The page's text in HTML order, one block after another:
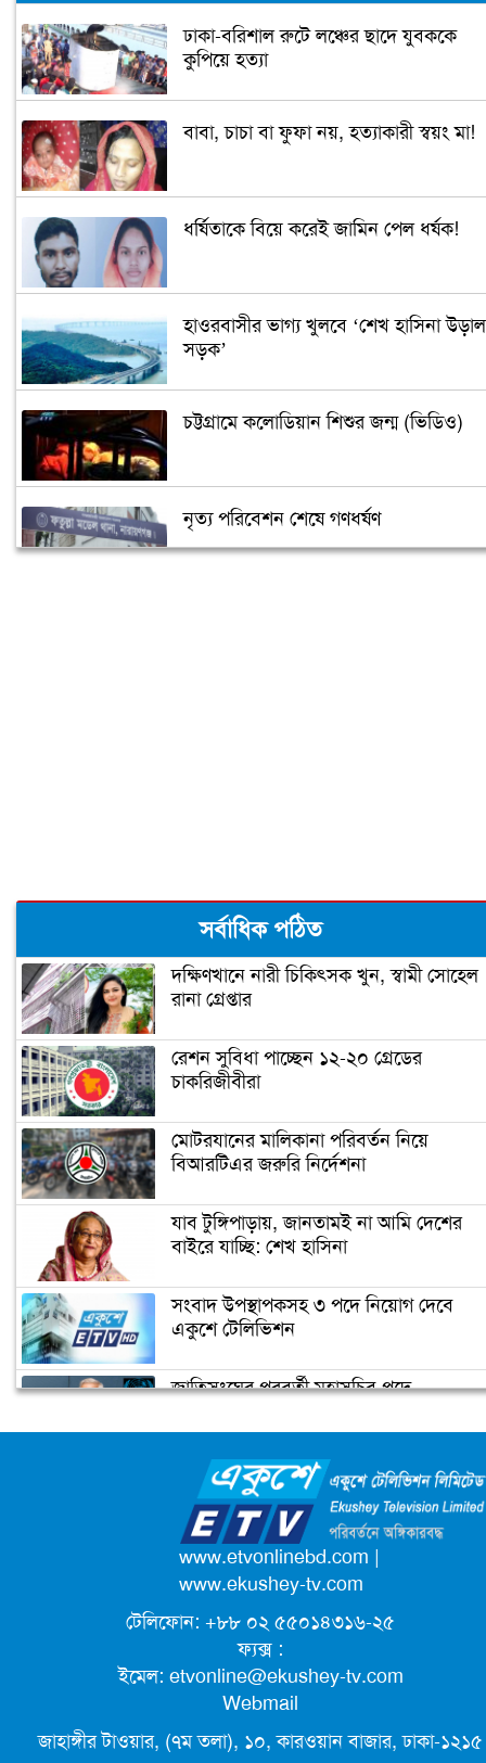
ঢাকা-বরিশাল রুটে লঞ্চের ছাদে যুবককে
কুপিয়ে হত্যা
বাবা, চাচা বা ফুফা নয়, হত্যাকারী স্বয়ং মা!
ধর্ষিতাকে বিয়ে করেই জামিন পেল ধর্ষক!
হাওরবাসীর ভাগ্য খুলবে ‘শেখ হাসিনা উড়াল
সড়ক’
চট্টগ্রামে কলোডিয়ান শিশুর জন্ম (ভিডিও)
নৃত্য পরিবেশন শেষে গণধর্ষণ
ঝালকাঠিতে পিলার চোরাচালান চক্রের ৮
সদস্য আটক
নারায়ণগঞ্জে গুদাম পরিষ্কার করতে গিয়ে ২
নারায়ণগঞ্জ পাসপোর্ট অফিসে ভাঙচুর,
কানাডা প্রবাসী আটক
করলো সন্ত্রাসীরা
ডিসির বাসভবনে পুলিশ কনস্টেবলের
আত্মহত্যা
উপজেলা ছাত্রলীগের নতুন কমিটি
আনন্দ মিছিল
সর্বাধিক পঠিত
দক্ষিণখানে নারী চিকিৎসক খুন, স্বামী সোহেল
রানা গ্রেপ্তার
রেশন সুবিধা পাচ্ছেন ১২-২০ গ্রেডের
চাকরিজীবীরা
মোটরযানের মালিকানা পরিবর্তন নিয়ে
বিআরটিএর জরুরি নির্দেশনা
যাব টুঙ্গিপাড়ায়, জানতামই না আমি দেশের
বাইরে যাচ্ছি: শেখ হাসিনা
সংবাদ উপস্থাপকসহ ৩ পদে নিয়োগ দেবে
একুশে টেলিভিশন
জাতিসংঘের পরবর্তী মহাসচিব পদে
ক্যাম্পাস অ্যাম্বাসেডর নিয়োগ দিচ্ছে একুশে
টেলিভিশন
পদোন্নতি পেয়ে সচিব হলেন ২ কর্মকর্তা
লিগ্যাল এইডের মাধ্যমে সন্তান ফিরে পেল
সেই কিশোরী মা জুঁই
জেট ফুয়েলের দাম কমলো লিটারে ১৯ টাকা
www.etvonlinebd.com |
www.ekushey-tv.com
টেলিফোন: +৮৮ ০২ ৫৫০১৪৩১৬-২৫
ফ্যক্স :
ইমেল: etvonline@ekushey-tv.com
Webmail
জাহাঙ্গীর টাওয়ার, (৭ম তলা), ১০, কারওয়ান বাজার, ঢাকা-১২১৫